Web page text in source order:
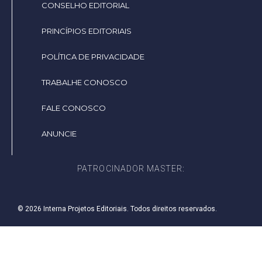
CONSELHO EDITORIAL
PRINCÍPIOS EDITORIAIS
POLÍTICA DE PRIVACIDADE
TRABALHE CONOSCO
FALE CONOSCO
ANUNCIE
PATROCINADOR MASTER:
© 2026 Interna Projetos Editoriais. Todos direitos reservados.